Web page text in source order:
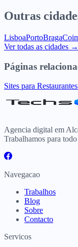
Outras
LisboaPortoBraga
Ver todas as cidades →
Páginas
Sites para Restaurantes
Agencia digital em
Trabalhamos para
Navegacao
Trabalhos
Blog
Sobre
Contacto
Servicos